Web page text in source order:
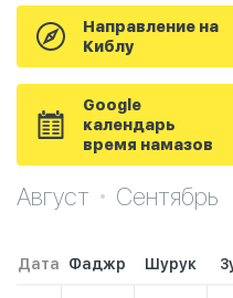
Направление на
Киблу
Google
календарь
время намазов
Август Сентябрь
Дата Фаджр Шурук